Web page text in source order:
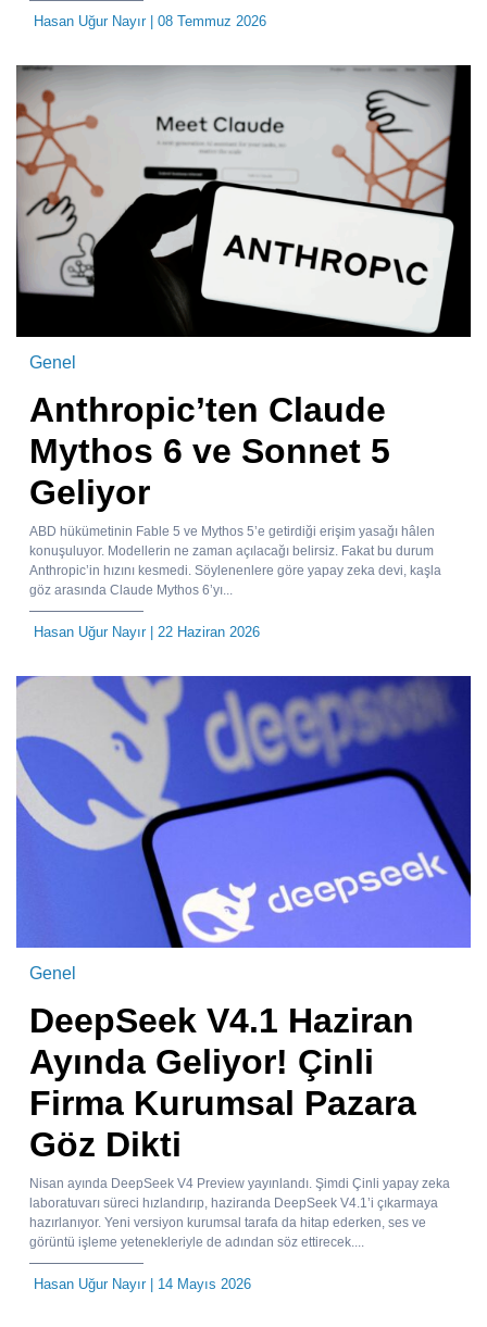
Hasan Uğur Nayır| 08 Temmuz 2026
Genel
Anthropic’ten Claude
Mythos 6 ve Sonnet 5
Geliyor
ABD hükümetinin Fable 5 ve Mythos 5’e getirdiği erişim yasağı hâlen
konuşuluyor. Modellerin ne zaman açılacağı belirsiz. Fakat bu durum
Anthropic’in hızını kesmedi. Söylenenlere göre yapay zeka devi, kaşla
göz arasında Claude Mythos 6’yı...
Hasan Uğur Nayır| 22 Haziran 2026
Genel
DeepSeek V4.1 Haziran
Ayında Geliyor! Çinli
Firma Kurumsal Pazara
Göz Dikti
Nisan ayında DeepSeek V4 Preview yayınlandı. Şimdi Çinli yapay zeka
laboratuvarı süreci hızlandırıp, haziranda DeepSeek V4.1’i çıkarmaya
hazırlanıyor. Yeni versiyon kurumsal tarafa da hitap ederken, ses ve
görüntü işleme yetenekleriyle de adından söz ettirecek....
Hasan Uğur Nayır| 14 Mayıs 2026